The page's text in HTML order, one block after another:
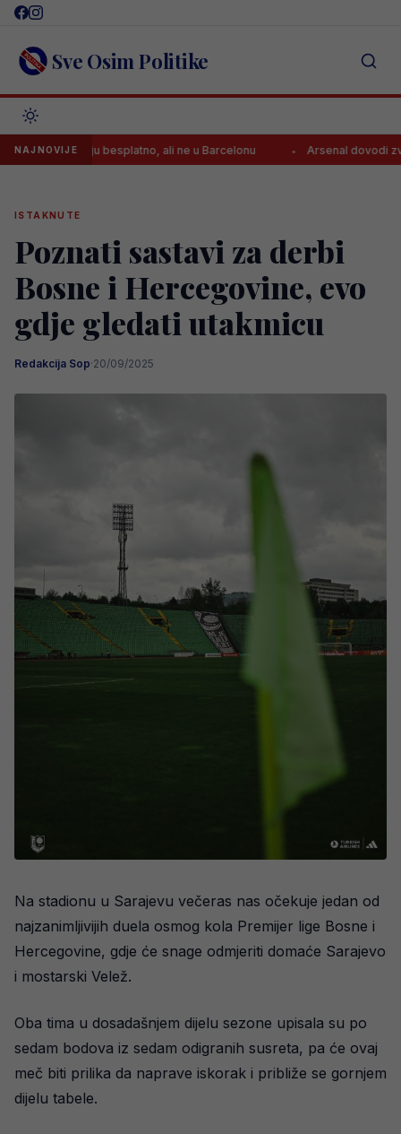
Skip
content Sve Osim Politike
NAJNOVIJE
Španiju besplatno, ali ne u Barcelonu Arsenal dovodi zvijezdu
ISTAKNUTE
Poznati sastavi za derbi
Bosne i Hercegovine, evo
gdje gledati utakmicu
Redakcija Sop·20/09/2025
Na stadionu u Sarajevu večeras nas očekuje jedan od
najzanimljivijih duela osmog kola Premijer lige Bosne i
Hercegovine, gdje će snage odmjeriti domaće Sarajevo
i mostarski Velež.
Oba tima u dosadašnjem dijelu sezone upisala su po
sedam bodova iz sedam odigranih susreta, pa će ovaj
meč biti prilika da naprave iskorak i približe se gornjem
dijelu tabele.